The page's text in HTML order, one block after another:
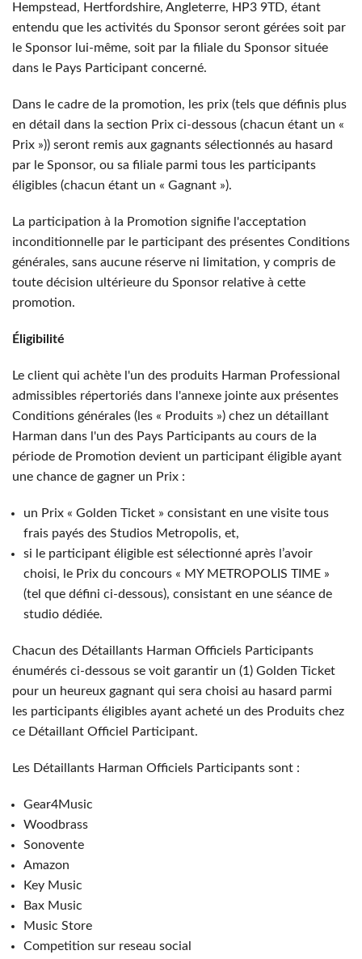
Hempstead, Hertfordshire, Angleterre, HP3 9TD, étant
entendu que les activités du Sponsor seront gérées soit par
le Sponsor lui-même, soit par la filiale du Sponsor située
dans le Pays Participant concerné.
Dans le cadre de la promotion, les prix (tels que définis plus
en détail dans la section Prix ci-dessous (chacun étant un «
Prix »)) seront remis aux gagnants sélectionnés au hasard
par le Sponsor, ou sa filiale parmi tous les participants
éligibles (chacun étant un « Gagnant »).
La participation à la Promotion signifie l'acceptation
inconditionnelle par le participant des présentes Conditions
générales, sans aucune réserve ni limitation, y compris de
toute décision ultérieure du Sponsor relative à cette
promotion.
Éligibilité
Le client qui achète l'un des produits Harman Professional
admissibles répertoriés dans l'annexe jointe aux présentes
Conditions générales (les « Produits ») chez un détaillant
Harman dans l'un des Pays Participants au cours de la
période de Promotion devient un participant éligible ayant
une chance de gagner un Prix :
un Prix « Golden Ticket » consistant en une visite tous
frais payés des Studios Metropolis, et,
si le participant éligible est sélectionné après l’avoir
choisi, le Prix du concours « MY METROPOLIS TIME »
(tel que défini ci-dessous), consistant en une séance de
studio dédiée.
Chacun des Détaillants Harman Officiels Participants
énumérés ci-dessous se voit garantir un (1) Golden Ticket
pour un heureux gagnant qui sera choisi au hasard parmi
les participants éligibles ayant acheté un des Produits chez
ce Détaillant Officiel Participant.
Les Détaillants Harman Officiels Participants sont :
Gear4Music
Woodbrass
Sonovente
Amazon
Key Music
Bax Music
Music Store
Competition sur reseau social